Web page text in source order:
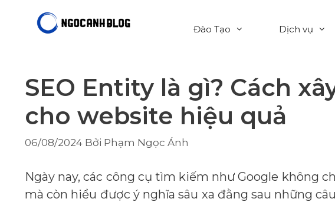
Đào Tạo Dịch vụ
SEO Entity là gì? Cách
cho website hiệu quả
06/08/2024 Bởi Phạm Ngọc Ánh
Ngày nay, các công cụ tìm kiếm như Google không
mà còn hiểu được ý nghĩa sâu xa đằng sau những